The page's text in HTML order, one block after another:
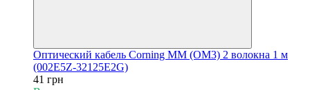
Оптический кабель Corning MM (OM3) 2 волокна 1 м
(002E5Z-32125E2G)
41 грн